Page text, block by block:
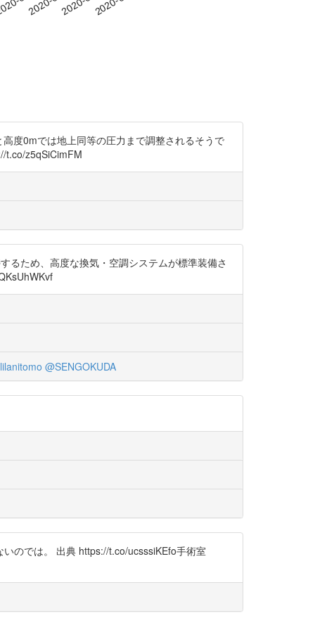
度0mでは地上同等の圧力まで調整されるそうで
t.co/z5qSiCimFM
るため、高度な換気・空調システムが標準装備さ
@SENGOKUDA
のでは。 出典 https://t.co/ucsssiKEfo手術室